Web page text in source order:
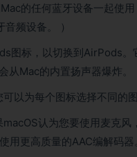
的任何蓝牙设备一起使
频设备。 ）
图标，以切换到AirPods
从Mac的内置扬声器爆炸。
以为每个图标选择不同的图
认为您要使用麦克
更高质量的AAC编解码器